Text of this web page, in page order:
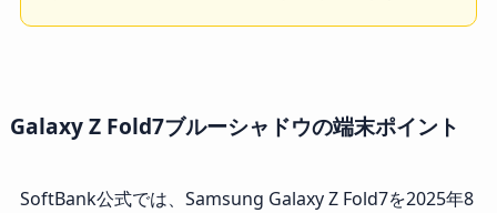
Galaxy Z Fold7ブルーシャドウの端末ポイント
SoftBank公式では、Samsung Galaxy Z Fold7を2025年8